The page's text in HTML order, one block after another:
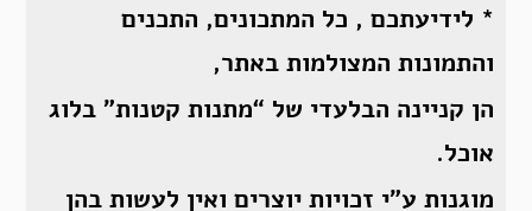
* לידיעתכם , כל המתכונים, התכנים
והתמונות המצולמות באתר,
הן קניינה הבלעדי של “מתנות קטנות” בלוג
אוכל.
מוגנות ע”י זכויות יוצרים ואין לעשות בהן